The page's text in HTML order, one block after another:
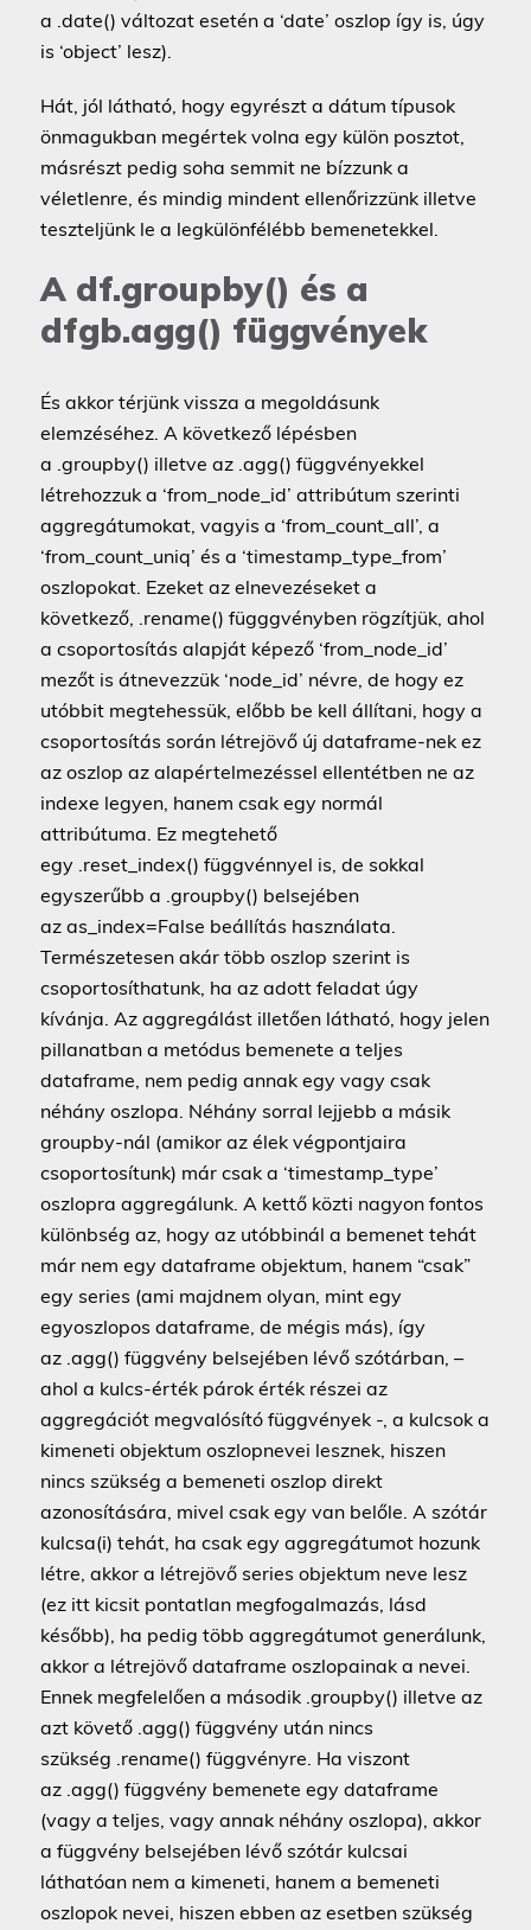
a .date() változat esetén a ‘date’ oszlop így is, úgy
is ‘object’ lesz).
Hát, jól látható, hogy egyrészt a dátum típusok
önmagukban megértek volna egy külön posztot,
másrészt pedig soha semmit ne bízzunk a
véletlenre, és mindig mindent ellenőrizzünk illetve
teszteljünk le a legkülönfélébb bemenetekkel.
A df.groupby() és a
dfgb.agg() függvények
És akkor térjünk vissza a megoldásunk
elemzéséhez. A következő lépésben
a .groupby() illetve az .agg() függvényekkel
létrehozzuk a ‘from_node_id’ attribútum szerinti
aggregátumokat, vagyis a ‘from_count_all’, a
‘from_count_uniq’ és a ‘timestamp_type_from’
oszlopokat. Ezeket az elnevezéseket a
következő, .rename() függgvényben rögzítjük, ahol
a csoportosítás alapját képező ‘from_node_id’
mezőt is átnevezzük ‘node_id’ névre, de hogy ez
utóbbit megtehessük, előbb be kell állítani, hogy a
csoportosítás során létrejövő új dataframe-nek ez
az oszlop az alapértelmezéssel ellentétben ne az
indexe legyen, hanem csak egy normál
attribútuma. Ez megtehető
egy .reset_index() függvénnyel is, de sokkal
egyszerűbb a .groupby() belsejében
az as_index=False beállítás használata.
Természetesen akár több oszlop szerint is
csoportosíthatunk, ha az adott feladat úgy
kívánja. Az aggregálást illetően látható, hogy jelen
pillanatban a metódus bemenete a teljes
dataframe, nem pedig annak egy vagy csak
néhány oszlopa. Néhány sorral lejjebb a másik
groupby-nál (amikor az élek végpontjaira
csoportosítunk) már csak a ‘timestamp_type’
oszlopra aggregálunk. A kettő közti nagyon fontos
különbség az, hogy az utóbbinál a bemenet tehát
már nem egy dataframe objektum, hanem “csak”
egy series (ami majdnem olyan, mint egy
egyoszlopos dataframe, de mégis más), így
az .agg() függvény belsejében lévő szótárban, –
ahol a kulcs-érték párok érték részei az
aggregációt megvalósító függvények -, a kulcsok a
kimeneti objektum oszlopnevei lesznek, hiszen
nincs szükség a bemeneti oszlop direkt
azonosítására, mivel csak egy van belőle. A szótár
kulcsa(i) tehát, ha csak egy aggregátumot hozunk
létre, akkor a létrejövő series objektum neve lesz
(ez itt kicsit pontatlan megfogalmazás, lásd
később), ha pedig több aggregátumot generálunk,
akkor a létrejövő dataframe oszlopainak a nevei.
Ennek megfelelően a második .groupby() illetve az
azt követő .agg() függvény után nincs
szükség .rename() függvényre. Ha viszont
az .agg() függvény bemenete egy dataframe
(vagy a teljes, vagy annak néhány oszlopa), akkor
a függvény belsejében lévő szótár kulcsai
láthatóan nem a kimeneti, hanem a bemeneti
oszlopok nevei, hiszen ebben az esetben szükség